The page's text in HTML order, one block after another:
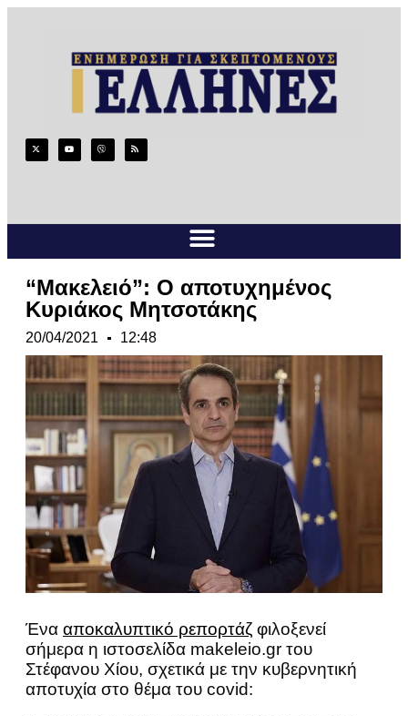
“Μακελειό”: Ο αποτυχημένος
Κυριάκος Μητσοτάκης
20/04/2021 12:48
Ένα αποκαλυπτικό ρεπορτάζ φιλοξενεί
σήμερα η ιστοσελίδα makeleio.gr του
Στέφανου Χίου, σχετικά με την κυβερνητική
αποτυχία στο θέμα του covid: